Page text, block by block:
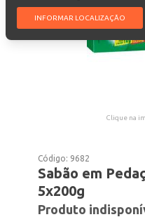
INFORMAR LOCALIZAÇÃO
Clique na
Código: 9682
Sabão em
5x200g
Produto